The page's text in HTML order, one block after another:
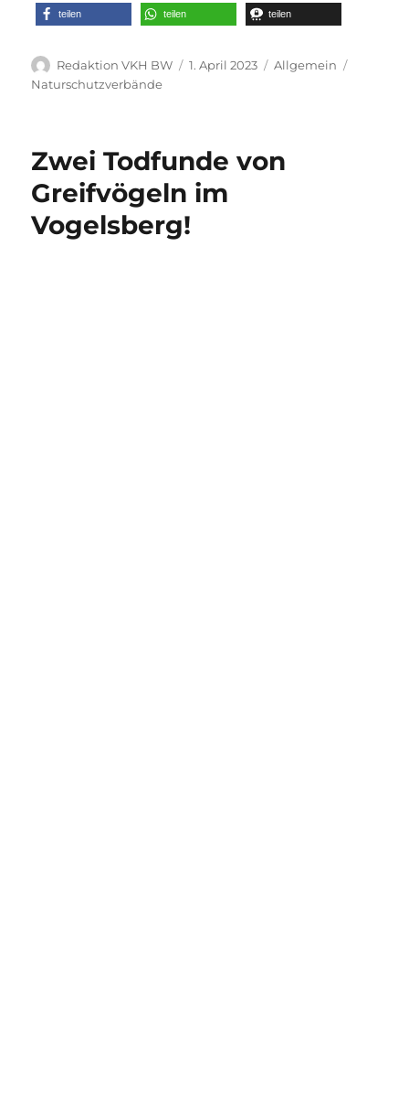
teilen teilen teilen
Autor
Redaktion VKH BW
Veröffentlicht
1. April 2023 Kategorien
Allgemein
Naturschutzverbände
Zwei Todfunde von
Greifvögeln im
Vogelsberg!